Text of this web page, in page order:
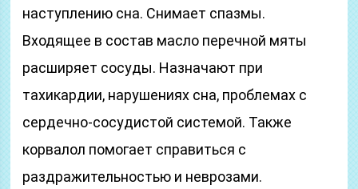
наступлению сна. Снимает спазмы.
Входящее в состав масло перечной мяты
расширяет сосуды. Назначают при
тахикардии, нарушениях сна, проблемах с
сердечно-сосудистой системой. Также
корвалол помогает справиться с
раздражительностью и неврозами.